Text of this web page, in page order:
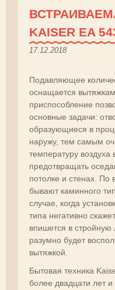
KAISER EA
17.12.2018
Подавляющее
оснащается
приспособление
основные задачи:
образующиеся в
наружу, тем самым
температуру
предотвращать
потолке и стенах. По
бывают каминного
случае, когда
типа негативно
впишется в
разумно будет
вытяжкой.
Бытовая техника
более двадцати лет